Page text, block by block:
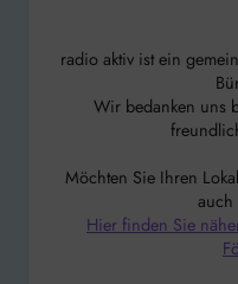
radio aktiv ist ein
Wir bedanken uns
Möchten Sie Ihren
auch
Hier finden Sie